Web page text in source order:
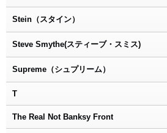
Stein（スタイン）
Steve Smythe(スティーブ・スミス)
Supreme（シュプリーム）
T
The Real Not Banksy Front